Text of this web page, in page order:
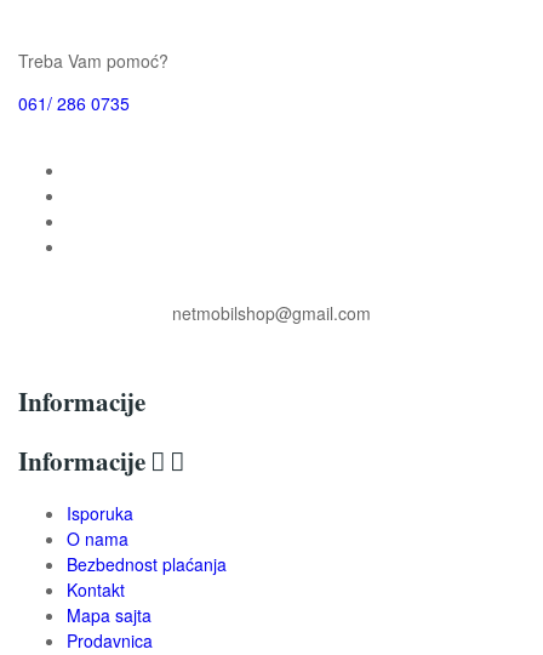
Treba Vam pomoć?
061/ 286 0735
netmobilshop@gmail.com
Informacije
Informacije  
Isporuka
O nama
Bezbednost plaćanja
Kontakt
Mapa sajta
Prodavnica